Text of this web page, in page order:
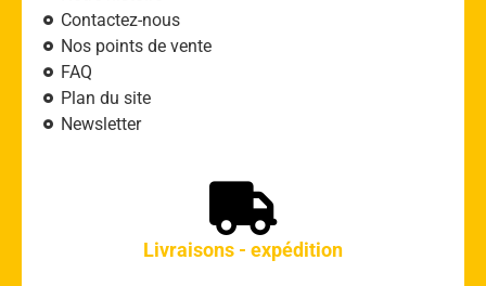
Contactez-nous
Nos points de vente
FAQ
Plan du site
Newsletter
Livraisons - expédition